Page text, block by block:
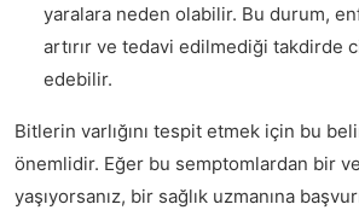
yaralara neden olabilir. Bu durum,
artırır ve tedavi edilmediği takdirde
edebilir.
Bitlerin varlığını tespit etmek için bu
önemlidir. Eğer bu semptomlardan bir
yaşıyorsanız, bir sağlık uzmanına